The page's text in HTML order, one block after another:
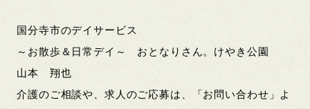
国分寺市のデイサービス
～お散歩＆日常デイ～ おとなりさん。けやき公園
山本 翔也
介護のご相談や、求人のご応募は、「お問い合わせ」よ